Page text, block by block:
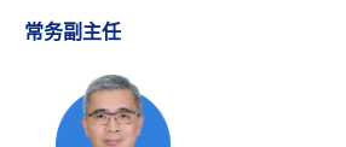
常务副主任